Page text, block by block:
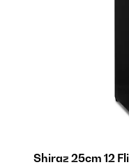
Shiraz 25cm 12